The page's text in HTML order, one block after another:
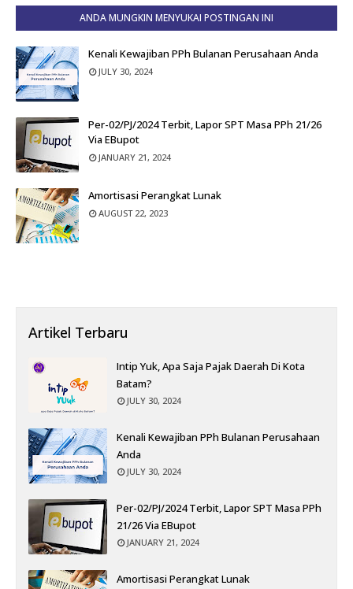
ANDA MUNGKIN MENYUKAI POSTINGAN INI
Kenali Kewajiban PPh Bulanan Perusahaan Anda
JULY 30, 2024
Per-02/PJ/2024 Terbit, Lapor SPT Masa PPh 21/26
Via EBupot
JANUARY 21, 2024
Amortisasi Perangkat Lunak
AUGUST 22, 2023
Artikel Terbaru
Intip Yuk, Apa Saja Pajak Daerah Di Kota
Batam?
JULY 30, 2024
Kenali Kewajiban PPh Bulanan Perusahaan
Anda
JULY 30, 2024
Per-02/PJ/2024 Terbit, Lapor SPT Masa PPh
21/26 Via EBupot
JANUARY 21, 2024
Amortisasi Perangkat Lunak